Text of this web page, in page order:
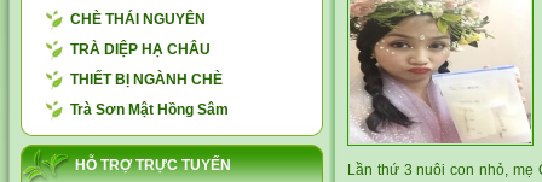
CHÈ THÁI NGUYÊN
TRÀ DIỆP HẠ CHÂU
THIẾT BỊ NGÀNH CHÈ
Trà Sơn Mật Hồng Sâm
HỖ TRỢ TRỰC TUYẾN
Lần thứ 3 nuôi con nhỏ, mẹ